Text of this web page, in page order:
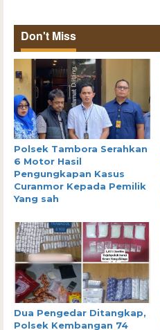
Don't Miss
Polsek Tambora Serahkan
6 Motor Hasil
Pengungkapan Kasus
Curanmor Kepada Pemilik
Yang sah
Dua Pengedar Ditangkap,
Polsek Kembangan 74